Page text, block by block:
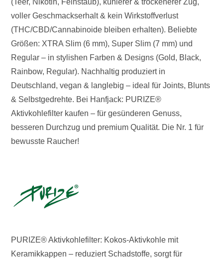
(Teer, Nikotin, Feinstaub), kühlerer & trockenerer Zug,
voller Geschmackserhalt & kein Wirkstoffverlust
(THC/CBD/Cannabinoide bleiben erhalten). Beliebte
Größen: XTRA Slim (6 mm), Super Slim (7 mm) und
Regular – in stylishen Farben & Designs (Gold, Black,
Rainbow, Regular). Nachhaltig produziert in
Deutschland, vegan & langlebig – ideal für Joints, Blunts
& Selbstgedrehte. Bei Hanfjack: PURIZE®
Aktivkohlefilter kaufen – für gesünderen Genuss,
besseren Durchzug und premium Qualität. Die Nr. 1 für
bewusste Raucher!
PURIZE® Aktivkohlefilter: Kokos-Aktivkohle mit
Keramikkappen – reduziert Schadstoffe, sorgt für